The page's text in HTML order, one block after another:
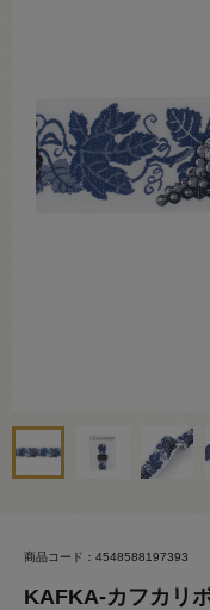
商品コード：4548588197393
KAFKA-カフカリ